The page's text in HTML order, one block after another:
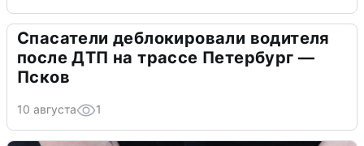
Спасатели деблокировали водителя
после ДТП на трассе Петербург —
Псков
10 августа 1